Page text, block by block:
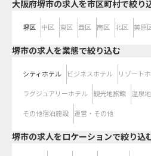
大阪府堺市の求人を市区町村で絞り
堺区 中区 東区 西区 南区 北区 美原
堺市の求人を業態で絞り込む
シティホテル ビジネスホテル リゾート
ラグジュアリーホテル 観光地旅館 温泉
その他宿泊施設 運営・その他
堺市の求人をロケーションで絞り込